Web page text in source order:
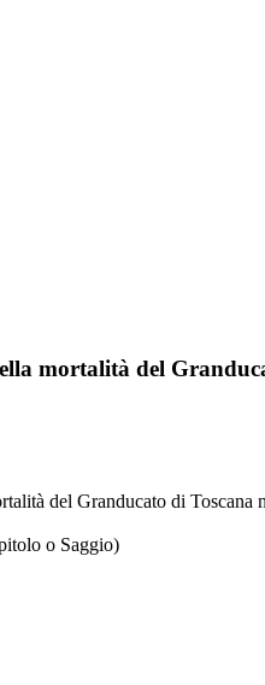
mortalità del
del Granducato di
o Saggio)